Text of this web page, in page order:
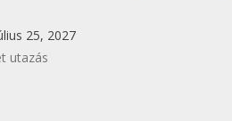
25, 2027
utazás